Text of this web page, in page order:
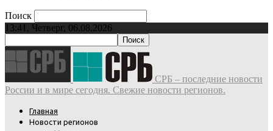
Поиск
13:41, Четверг, 06.08.2026
СРБ – последние новости
России и в мире сегодня. Свежие новости регионов.
Главная
Новости регионов